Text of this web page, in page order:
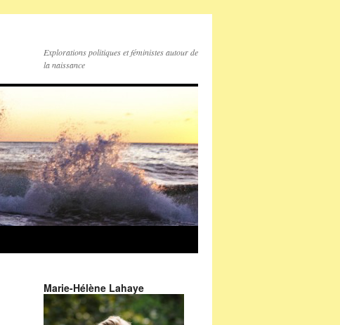
Explorations politiques et féministes autour de
la naissance
Marie-Hélène Lahaye